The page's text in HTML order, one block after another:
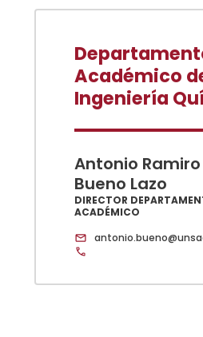
Académico
Ingeniería
Antonio
Bueno Lazo
DIRECTOR
ACADÉMICO